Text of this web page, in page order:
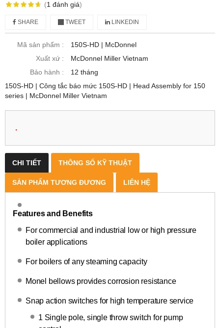
(1 đánh giá)
SHARE TWEET LINKEDIN
Mã sản phẩm :
150S-HD | McDonnel
Xuất xứ :
McDonnel Miller Vietnam
Bảo hành :
12 tháng
150S-HD | Công tắc báo mức 150S-HD | Head Assembly for 150
series | McDonnel Miller Vietnam
.
CHI TIẾT THÔNG SỐ KỸ THUẬT
SẢN PHẨM TƯƠNG ĐƯƠNG LIÊN HỆ
Features and Benefits
For commercial and industrial low or high pressure
boiler applications
For boilers of any steaming capacity
Monel bellows provides corrosion resistance
Snap action switches for high temperature service
1 Single pole, single throw switch for pump